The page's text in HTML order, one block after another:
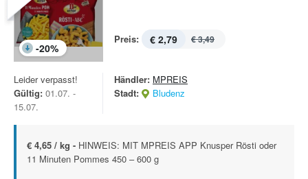
-20%
Preis: € 2,79 € 3,49
Leider verpasst!
Gültig: 01.07. -
15.07.
Händler: MPREIS
Stadt:
Bludenz
€ 4,65 / kg - HINWEIS: MIT MPREIS APP Knusper Rösti oder
11 Minuten Pommes 450 – 600 g